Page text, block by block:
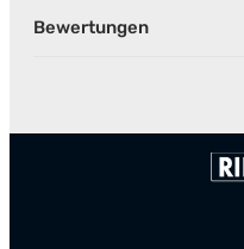
Bewertungen